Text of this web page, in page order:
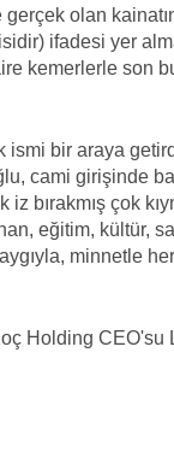
olan
ifadesi yer
kemerlerle son
ismi bir araya
cami girişinde
iz bırakmış çok
eğitim, kültür,
minnetle
Holding CEO'su